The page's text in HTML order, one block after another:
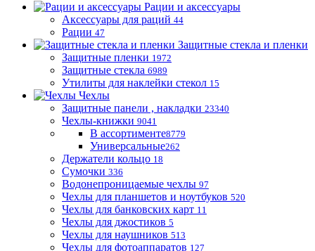
Рации и аксессуары
Аксессуары для раций 44
Рации 47
Защитные стекла и пленки
Защитные пленки 1972
Защитные стекла 6989
Утилиты для наклейки стекол 15
Чехлы
Защитные панели , накладки 23340
Чехлы-книжки 9041
В ассортименте8779
Универсальные262
Держатели кольцо 18
Сумочки 336
Водонепроницаемые чехлы 97
Чехлы для планшетов и ноутбуков 520
Чехлы для банковских карт 11
Чехлы для джостиков 5
Чехлы для наушников 513
Чехлы для фотоаппаратов 127